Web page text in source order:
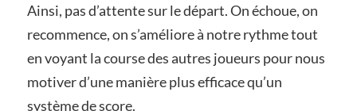
Ainsi, pas d’attente sur le départ. On échoue, on
recommence, on s’améliore à notre rythme tout
en voyant la course des autres joueurs pour nous
motiver d’une manière plus efficace qu’un
système de score.